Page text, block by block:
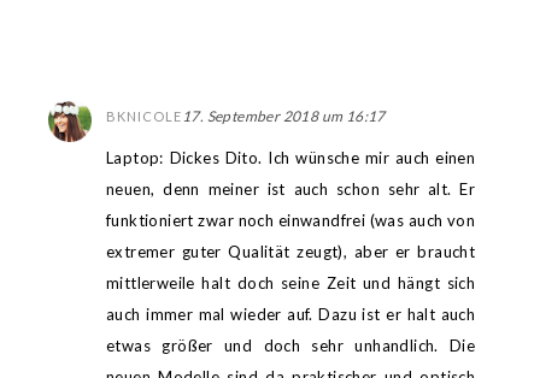
BKNICOLE17. September 2018 um 16:17
Laptop: Dickes Dito. Ich wünsche mir auch einen
neuen, denn meiner ist auch schon sehr alt. Er
funktioniert zwar noch einwandfrei (was auch von
extremer guter Qualität zeugt), aber er braucht
mittlerweile halt doch seine Zeit und hängt sich
auch immer mal wieder auf. Dazu ist er halt auch
etwas größer und doch sehr unhandlich. Die